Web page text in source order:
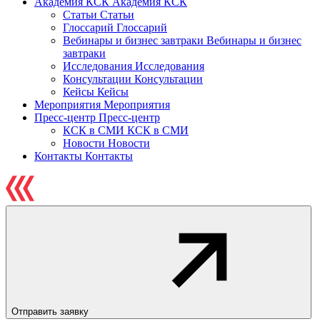
Статьи Статьи
Глоссарий Глоссарий
Вебинары и бизнес завтраки Вебинары и бизнес
завтраки
Исследования Исследования
Консультации Консультации
Кейсы Кейсы
Мероприятия Мероприятия
Пресс-центр Пресс-центр
КСК в СМИ КСК в СМИ
Новости Новости
Контакты Контакты
Отправить заявку